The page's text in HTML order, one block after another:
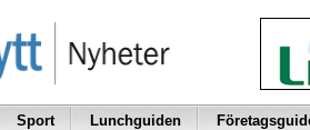
Sport Lunchguiden